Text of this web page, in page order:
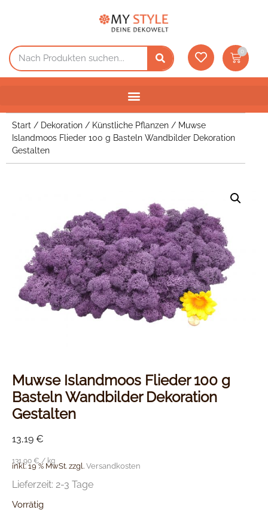
0
Start / Dekoration / Künstliche Pflanzen / Muwse
Islandmoos Flieder 100 g Basteln Wandbilder Dekoration
Gestalten
Muwse Islandmoos Flieder 100 g
Basteln Wandbilder Dekoration
Gestalten
13,19 €
131,90 € / kg
inkl. 19 % MwSt. zzgl. Versandkosten
Lieferzeit: 2-3 Tage
Vorrätig